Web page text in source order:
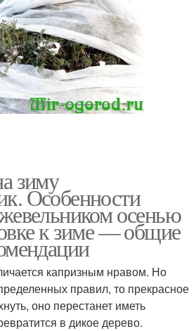
зиму
Особенности
осенью
к зиме — общие
капризным нравом. Но
правил, то прекрасное
оно перестанет иметь
в дикое дерево.